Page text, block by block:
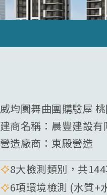
威均園舞曲團購驗屋
建商名稱： 晨豐建設有
營造廠商： 東殿營造
8大檢測類別，共
6項環境檢測 (水質+